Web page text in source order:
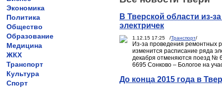
Экономика
Политика
Общество
Образование
Медицина
ЖКХ
Транспорт
Культура
Спорт
В Тверской области из-
электричек
1.12.15 17:25 /Транспорт/
Из-за проведения ремонтных
изменится расписание ряда
декабря отменяются поезд №
6695 Сонково – Бологое на
До конца 2015 года в